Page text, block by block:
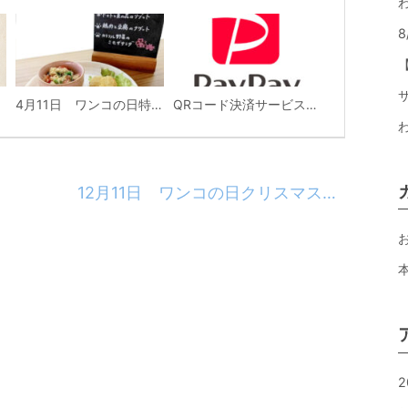
4月11日 ワンコの日特別メニュー QRコード決済サービス「PayPay」導入のご案内
12月11日 ワンコの日クリスマス特別メニュー